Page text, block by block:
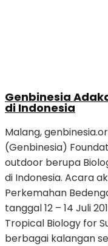
Genbinesia
di Indonesia
Malang,
(Genbinesia)
outdoor berupa
di Indonesia. Acara
Perkemahan
tanggal 12 – 14 Juli
Tropical Biology for
berbagai kalangan